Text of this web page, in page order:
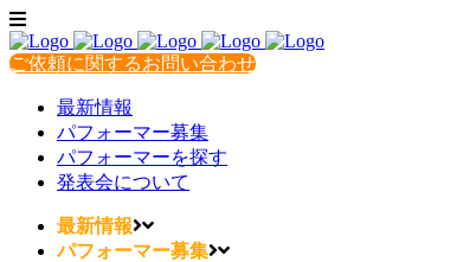
ご依頼に関するお問い合わせ
最新情報
パフォーマー募集
パフォーマーを探す
発表会について
最新情報
パフォーマー募集